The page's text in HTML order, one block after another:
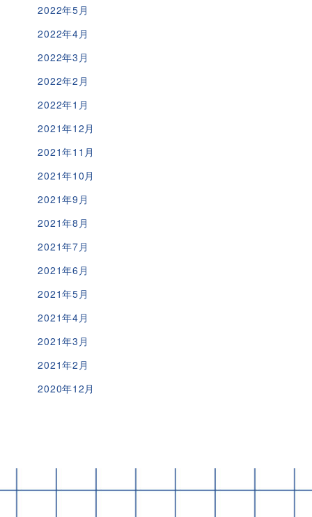
2022年5月
2022年4月
2022年3月
2022年2月
2022年1月
2021年12月
2021年11月
2021年10月
2021年9月
2021年8月
2021年7月
2021年6月
2021年5月
2021年4月
2021年3月
2021年2月
2020年12月